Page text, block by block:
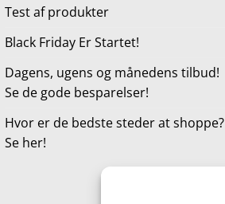
Test af produkter
Black Friday Er Startet!
Dagens, ugens og månedens tilbud!
Se de gode besparelser!
Hvor er de bedste steder at shoppe?
Se her!